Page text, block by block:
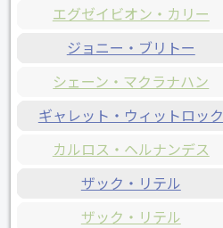
エグゼイビオン・カリー
ジョニー・ブリトー
シェーン・マクラナハン
ギャレット・ウィットロック
カルロス・ヘルナンデス
ザック・リテル
ザック・リテル